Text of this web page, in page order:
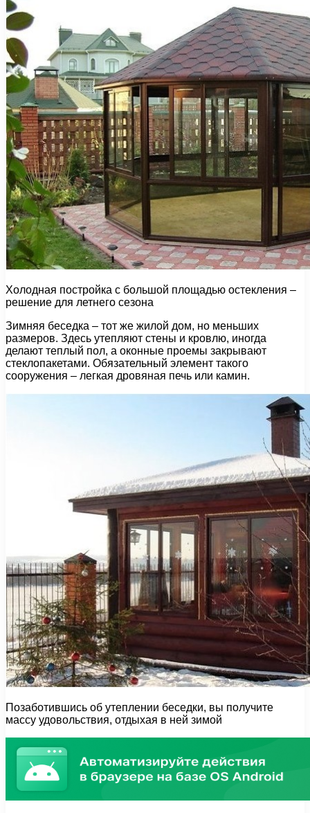
Холодная постройка с большой площадью остекления –
решение для летнего сезона
Зимняя беседка – тот же жилой дом, но меньших
размеров. Здесь утепляют стены и кровлю, иногда
делают теплый пол, а оконные проемы закрывают
стеклопакетами. Обязательный элемент такого
сооружения – легкая дровяная печь или камин.
Позаботившись об утеплении беседки, вы получите
массу удовольствия, отдыхая в ней зимой